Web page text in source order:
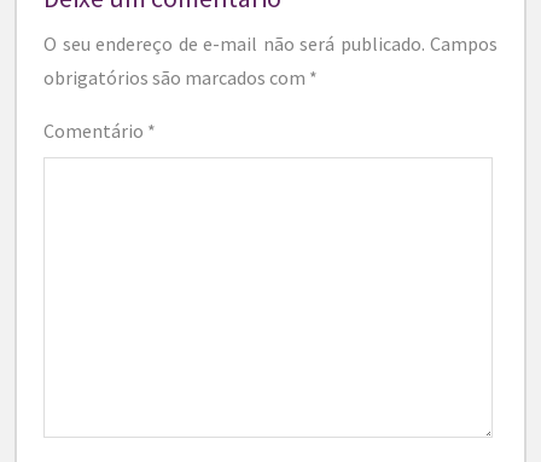
O seu endereço de e-mail não será publicado. Campos
obrigatórios são marcados com *
Comentário *